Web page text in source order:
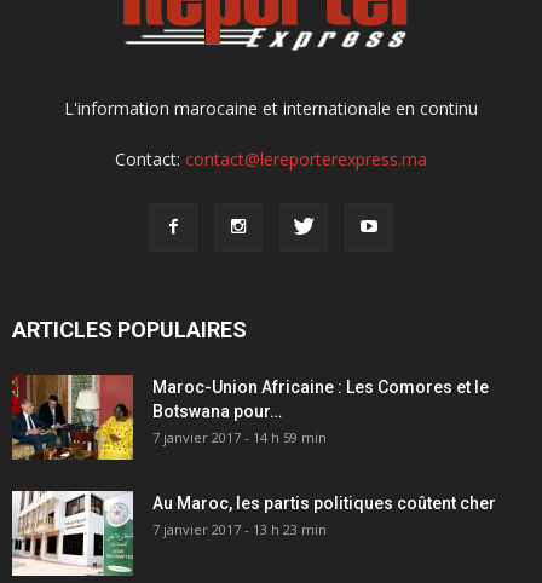
L'information marocaine et internationale en continu
Contact: contact@lereporterexpress.ma
ARTICLES POPULAIRES
Maroc-Union Africaine : Les Comores et le
Botswana pour…
7 janvier 2017 - 14 h 59 min
Au Maroc, les partis politiques coûtent cher
7 janvier 2017 - 13 h 23 min